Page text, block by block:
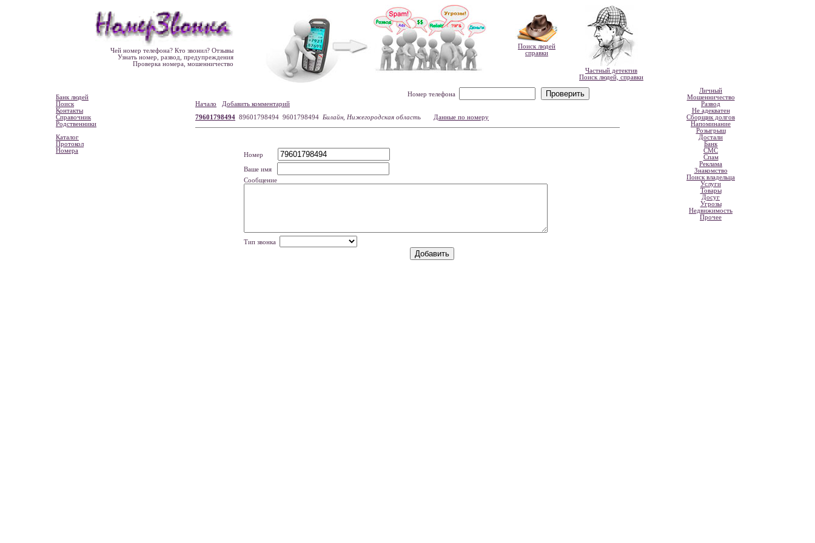
Чей номер телефона? Кто звонил? Отзывы
Узнать номер, развод, предупреждения
Проверка номера, мошенничество
Поиск людей
справки
Частный детектив
Поиск людей, справки
Банк людей
Поиск
Контакты
Справочник
Родственники
Каталог
Протокол
Номера
Номер телефона
Начало
Добавить комментарий
79601798494 89601798494 9601798494 Билайн, Нижегородская область Данные по номеру
Номер
Ваше имя
Сообщение
Тип звонка
Личный
Мошенничество
Развод
Не адекватен
Сборщик долгов
Напоминание
Розыгрыш
Достали
Банк
СМС
Спам
Реклама
Знакомство
Поиск владельца
Услуги
Товары
Досуг
Угрозы
Недвижимость
Прочее